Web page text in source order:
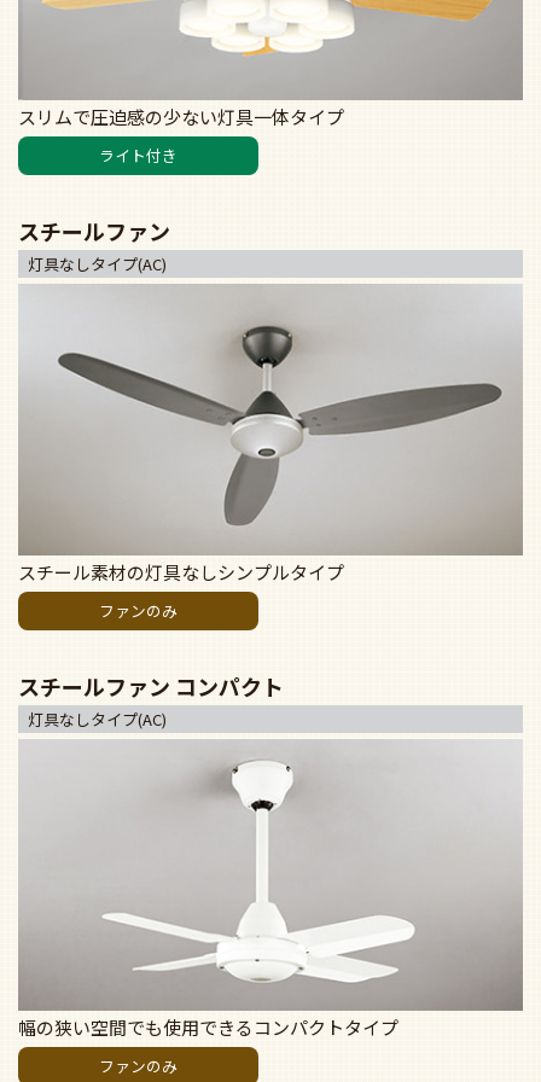
スリムで圧迫感の少ない灯具一体タイプ
ライト付き
スチールファン
灯具なしタイプ(AC)
スチール素材の灯具なしシンプルタイプ
ファンのみ
スチールファン コンパクト
灯具なしタイプ(AC)
幅の狭い空間でも使用できるコンパクトタイプ
ファンのみ